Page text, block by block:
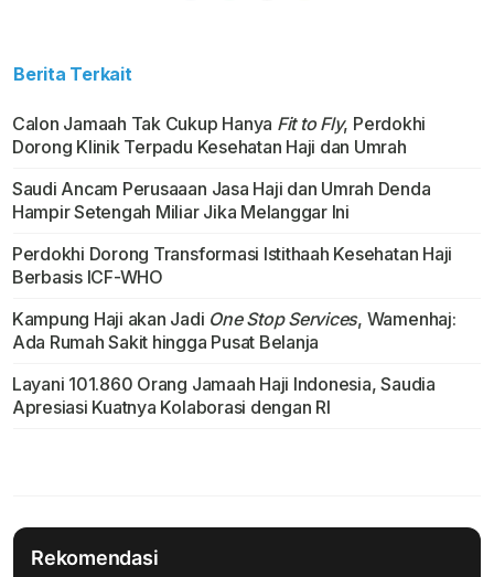
Berita Terkait
Calon Jamaah Tak Cukup Hanya Fit to Fly, Perdokhi
Dorong Klinik Terpadu Kesehatan Haji dan Umrah
Saudi Ancam Perusaaan Jasa Haji dan Umrah Denda
Hampir Setengah Miliar Jika Melanggar Ini
Perdokhi Dorong Transformasi Istithaah Kesehatan Haji
Berbasis ICF-WHO
Kampung Haji akan Jadi One Stop Services, Wamenhaj:
Ada Rumah Sakit hingga Pusat Belanja
Layani 101.860 Orang Jamaah Haji Indonesia, Saudia
Apresiasi Kuatnya Kolaborasi dengan RI
Rekomendasi